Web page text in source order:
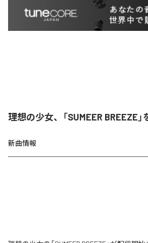
理想の少女、「SUMEER BREEZE
新曲情報